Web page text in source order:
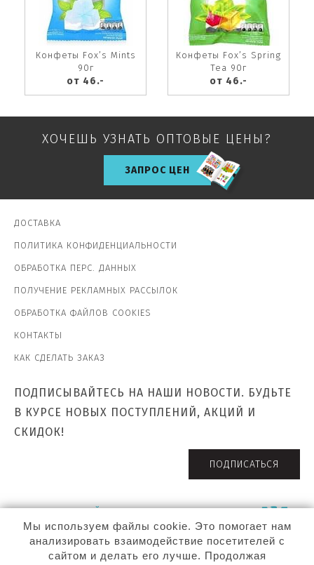
Конфеты Fox’s Mints
90г
от 46.-
Конфеты Fox’s Spring
Tea 90г
от 46.-
ХОЧЕШЬ УЗНАТЬ ОПТОВЫЕ ЦЕНЫ?
ЗАПРОС ЦЕН
ДОСТАВКА
ПОЛИТИКА КОНФИДЕНЦИАЛЬНОСТИ
ОБРАБОТКА ПЕРС. ДАННЫХ
ПОЛУЧЕНИЕ РЕКЛАМНЫХ РАССЫЛОК
ОБРАБОТКА ФАЙЛОВ COOKIES
КОНТАКТЫ
КАК СДЕЛАТЬ ЗАКАЗ
ПОДПИСЫВАЙТЕСЬ НА НАШИ НОВОСТИ. БУДЬТЕ
В КУРСЕ НОВЫХ ПОСТУПЛЕНИЙ, АКЦИЙ И
СКИДОК!
ПОДПИСАТЬСЯ
ПРИСОЕДИНЯЙТЕСЬ К НАМ В СОЦ. СЕТЯХ!
Мы используем файлы cookie. Это помогает нам
анализировать взаимодействие посетителей с
сайтом и делать его лучше. Продолжая